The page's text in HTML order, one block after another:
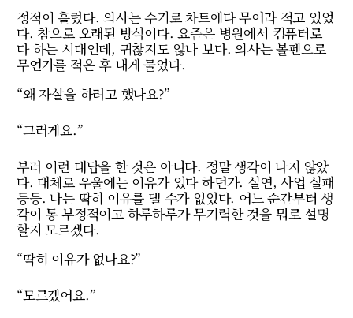
정적이 흘렀다. 의사는 수기로 차트에다 무어라 적고 있었
다. 참으로 오래된 방식이다. 요즘은 병원에서 컴퓨터로
다 하는 시대인데, 귀찮지도 않나 보다. 의사는 볼펜으로
무언가를 적은 후 내게 물었다.
“왜 자살을 하려고 했나요?”
“그러게요.”
부러 이런 대답을 한 것은 아니다. 정말 생각이 나지 않았
다. 대체로 우울에는 이유가 있다 하던가. 실연, 사업 실패
등등. 나는 딱히 이유를 댈 수가 없었다. 어느 순간부터 생
각이 통 부정적이고 하루하루가 무기력한 것을 뭐로 설명
할지 모르겠다.
“딱히 이유가 없나요?”
“모르겠어요.”